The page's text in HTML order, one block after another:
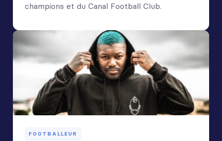
champions et du Canal Football Club.
FOOTBALLEUR